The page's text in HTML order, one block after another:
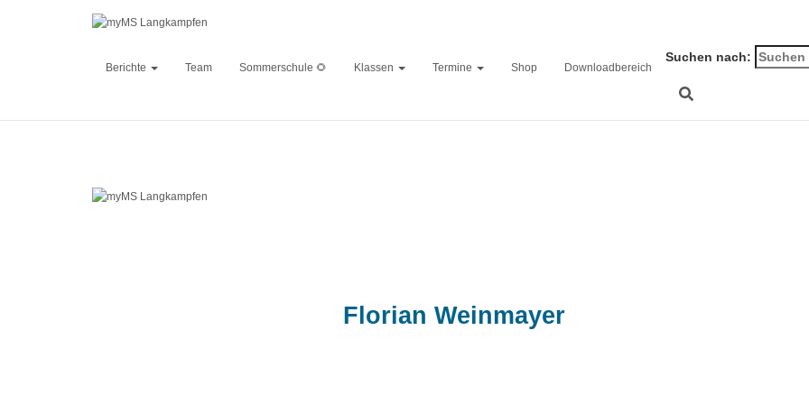
Berichte Team Sommerschule 🌻 Klassen Termine Shop Downloadbereich
Suchen nach:
Florian Weinmayer